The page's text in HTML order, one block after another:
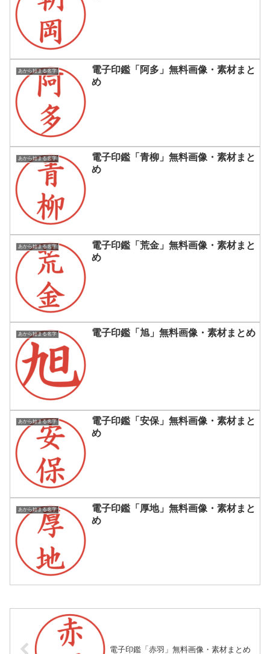
あから始まる名字
電子印鑑「阿多」無料画像・素材まと
め
あから始まる名字
電子印鑑「青柳」無料画像・素材まと
め
あから始まる名字
電子印鑑「荒金」無料画像・素材まと
め
あから始まる名字 電子印鑑「旭」無料画像・素材まとめ
あから始まる名字
電子印鑑「安保」無料画像・素材まと
め
あから始まる名字
電子印鑑「厚地」無料画像・素材まと
め
電子印鑑「赤羽」無料画像・素材まとめ